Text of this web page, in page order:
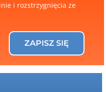
i rozstrzygnięcia ze
ZAPISZ SIĘ